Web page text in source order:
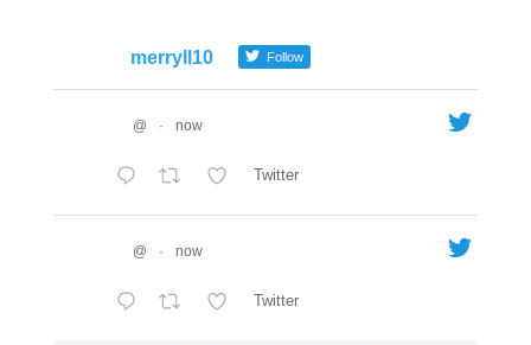
merryll10 Follow
@ · now
Twitter
@ · now
Twitter